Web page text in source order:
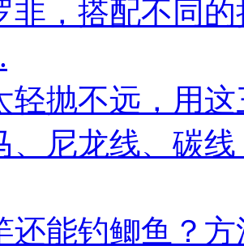
非，搭配不同
轻抛不远，用
、尼龙线、碳
还能钓鲫鱼？